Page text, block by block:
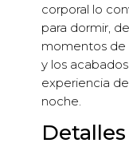
corporal lo
para dormir,
momentos de
y los
experiencia
noche.